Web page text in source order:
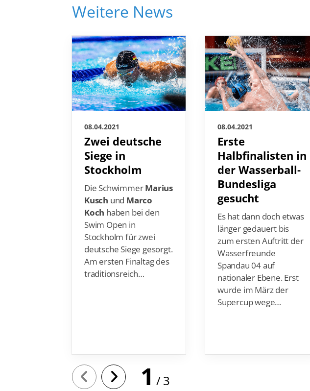
Weitere News
08.04.2021
Zwei deutsche
Siege in
Stockholm
Die SchwimmerMarius
Kusch und Marco
Koch haben bei den
Swim Open in
Stockholm für zwei
deutsche Siege gesorgt.
Am ersten Finaltag des
traditionsreich…
08.04.2021
Erste
Halbfinalisten in
der Wasserball-
Bundesliga
gesucht
Es hat dann doch etwas
länger gedauert bis
zum ersten Auftritt der
Wasserfreunde
Spandau 04 auf
nationaler Ebene. Erst
wurde im März der
Supercup wege…
1 3